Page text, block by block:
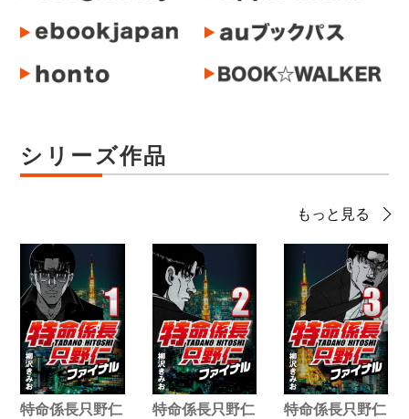
シリーズ作品
もっと見る
特命係長只野仁
特命係長只野仁
特命係長只野仁